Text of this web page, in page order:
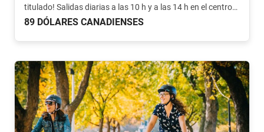
titulado! Salidas diarias a las 10 h y a las 14 h en el centro
de la ciudad.
89 DÓLARES CANADIENSES